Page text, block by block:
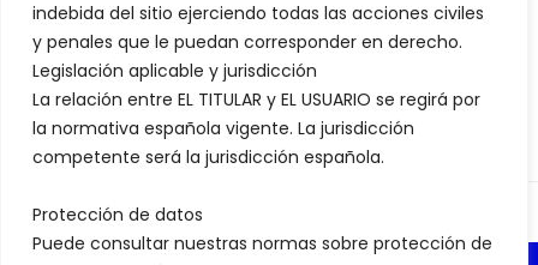
indebida del sitio ejerciendo todas las acciones civiles
y penales que le puedan corresponder en derecho.
Legislación aplicable y jurisdicción
La relación entre EL TITULAR y EL USUARIO se regirá por
la normativa española vigente. La jurisdicción
competente será la jurisdicción española.
Protección de datos
Puede consultar nuestras normas sobre protección de
AVISO LEGAL WWW.VISODELMARQUES.ES